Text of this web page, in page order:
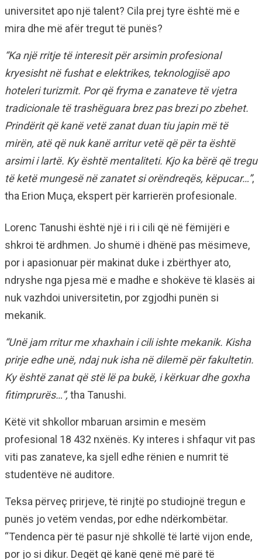
universitet apo një talent? Cila prej tyre është më e
mira dhe më afër tregut të punës?
“Ka një rritje të interesit për arsimin profesional
kryesisht në fushat e elektrikes, teknologjisë apo
hoteleri turizmit. Por që fryma e zanateve të vjetra
tradicionale të trashëguara brez pas brezi po zbehet.
Prindërit që kanë vetë zanat duan tiu japin më të
mirën, atë që nuk kanë arritur vetë që për ta është
arsimi i lartë. Ky është mentaliteti. Kjo ka bërë që tregu
të ketë mungesë në zanatet si orëndreqës, këpucar…”,
tha Erion Muça, ekspert për karrierën profesionale.
Lorenc Tanushi është një i ri i cili që në fëmijëri e
shkroi të ardhmen. Jo shumë i dhënë pas mësimeve,
por i apasionuar për makinat duke i zbërthyer ato,
ndryshe nga pjesa më e madhe e shokëve të klasës ai
nuk vazhdoi universitetin, por zgjodhi punën si
mekanik.
“Unë jam rritur me xhaxhain i cili ishte mekanik. Kisha
prirje edhe unë, ndaj nuk isha në dilemë për fakultetin.
Ky është zanat që stë lë pa bukë, i kërkuar dhe goxha
fitimprurës…”, tha Tanushi.
Këtë vit shkollor mbaruan arsimin e mesëm
profesional 18 432 nxënës. Ky interes i shfaqur vit pas
viti pas zanateve, ka sjell edhe rënien e numrit të
studentëve në auditore.
Teksa përveç prirjeve, të rinjtë po studiojnë tregun e
punës jo vetëm vendas, por edhe ndërkombëtar.
“Tendenca për të pasur një shkollë të lartë vijon ende,
por jo si dikur. Degët që kanë qenë më parë të